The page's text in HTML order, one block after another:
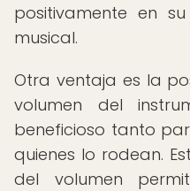
positivamente en
musical.
Otra ventaja es la
volumen del
beneficioso tanto
quienes lo rodean.
del volumen